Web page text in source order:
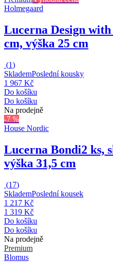
Holmegaard
Lucerna Design
cm, výška 25 cm
(1)
SklademPoslední kousky
1 967 Kč
Do košíku
Do košíku
Na prodejně
-7 %
House Nordic
Lucerna Bondi2 ks,
výška 31,5 cm
(17)
SklademPoslední kousek
1 217 Kč
1 319 Kč
Do košíku
Do košíku
Na prodejně
Premium
Blomus